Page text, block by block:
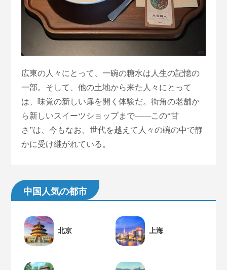
広東の人々にとって、一碗の糖水は人生の記憶の
一部。そして、他の土地から来た人々にとって
は、味覚の新しい扉を開く体験だ。街角の老舗か
ら新しいスイーツショップまで——この“甘
さ”は、今もなお、世代を越えて人々の碗の中で静
かに受け継がれている。
中国人気の都市
北京 上海